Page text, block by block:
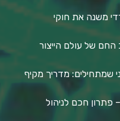
משנה את חוקי
של עולם הייצור
מדריך מקיף
פתרון חכם לניהול